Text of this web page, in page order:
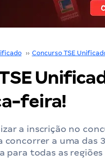
›› Concurso TSE
feira!
a inscrição no
concorrer a uma das
para todas as regiões